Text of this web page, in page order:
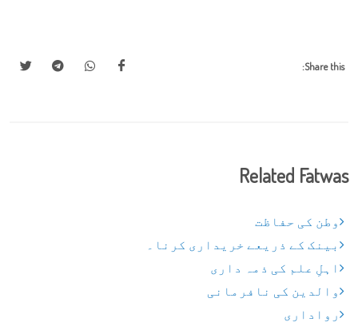
Share this:
Related Fatwas
وطن کی حفاظت
بینک کے ذریعے خریداری کرنا۔
اہلِ علم کی ذمہ داری
والدین کی نافرمانی
رواداری